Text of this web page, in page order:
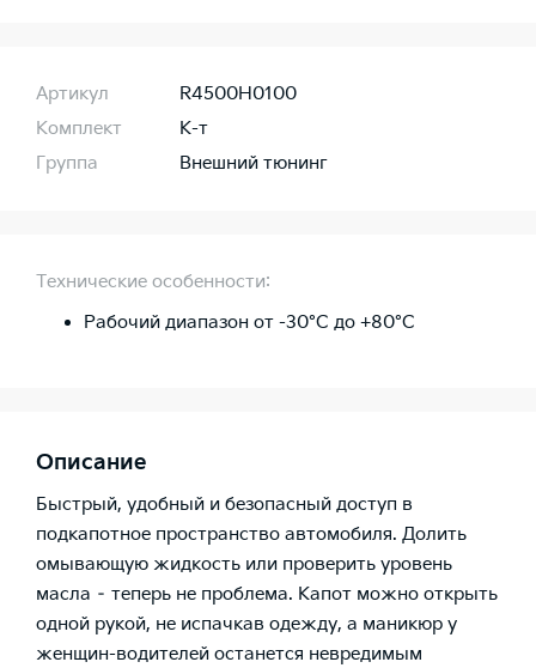
Артикул
R4500H0100
Комплект
К-т
Группа
Внешний тюнинг
Технические особенности:
Рабочий диапазон от -30°C до +80°C
Описание
Быстрый, удобный и безопасный доступ в
подкапотное пространство автомобиля. Долить
омывающую жидкость или проверить уровень
масла – теперь не проблема. Капот можно открыть
одной рукой, не испачкав одежду, а маникюр у
женщин-водителей останется невредимым